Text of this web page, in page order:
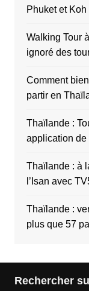
Phuket et Koh
Walking Tour
ignoré des
Comment
partir en
Thaïlande :
application de
Thaïlande : à
l’Isan avec
Thaïlande :
plus que 57
Rechercher